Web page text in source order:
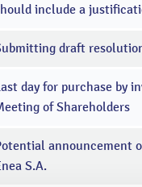
include a
draft
day for purchase by
of Shareholders
announcement
S.A.